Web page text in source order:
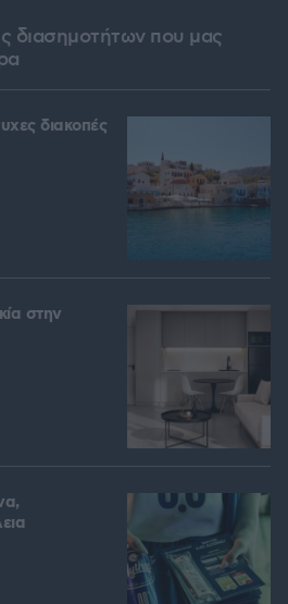
διασημοτήτων που μας
διακοπές
στην